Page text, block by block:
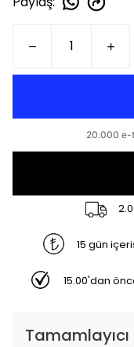
15 gün
15.00'dan
Tamamlayıcı